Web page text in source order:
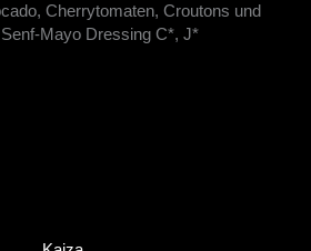
Cherrytomaten, Croutons und
Mayo Dressing C*, J*